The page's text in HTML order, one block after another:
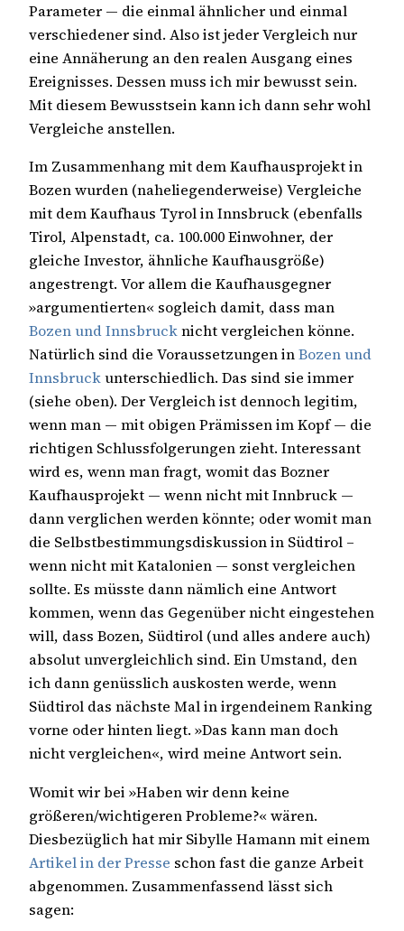
Parameter — die einmal ähnlicher und einmal
verschiedener sind. Also ist jeder Vergleich nur
eine Annäherung an den realen Ausgang eines
Ereignisses. Dessen muss ich mir bewusst sein.
Mit diesem Bewusstsein kann ich dann sehr wohl
Vergleiche anstellen.
Im Zusammenhang mit dem Kaufhausprojekt in
Bozen wurden (naheliegenderweise) Vergleiche
mit dem Kaufhaus Tyrol in Innsbruck (ebenfalls
Tirol, Alpenstadt, ca. 100.000 Einwohner, der
gleiche Investor, ähnliche Kaufhausgröße)
angestrengt. Vor allem die Kaufhausgegner
»argumentierten« sogleich damit, dass man
Bozen und Innsbrucknicht vergleichen könne.
Natürlich sind die Voraussetzungen inBozen und
Innsbruckunterschiedlich. Das sind sie immer
(siehe oben). Der Vergleich ist dennoch legitim,
wenn man — mit obigen Prämissen im Kopf — die
richtigen Schlussfolgerungen zieht. Interessant
wird es, wenn man fragt, womit das Bozner
Kaufhausprojekt — wenn nicht mit Innbruck —
dann verglichen werden könnte; oder womit man
die Selbstbestimmungsdiskussion in Südtirol –
wenn nicht mit Katalonien — sonst vergleichen
sollte. Es müsste dann nämlich eine Antwort
kommen, wenn das Gegenüber nicht eingestehen
will, dass Bozen, Südtirol (und alles andere auch)
absolut unvergleichlich sind. Ein Umstand, den
ich dann genüsslich auskosten werde, wenn
Südtirol das nächste Mal in irgendeinem Ranking
vorne oder hinten liegt. »Das kann man doch
nicht vergleichen«, wird meine Antwort sein.
Womit wir bei »Haben wir denn keine
größeren/wichtigeren Probleme?« wären.
Diesbezüglich hat mir Sibylle Hamann mit einem
Artikel in der Presse schon fast die ganze Arbeit
abgenommen. Zusammenfassend lässt sich
sagen: